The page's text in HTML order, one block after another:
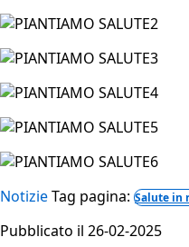
NotizieTag pagina: Salute in
Pubblicato il 26-02-2025